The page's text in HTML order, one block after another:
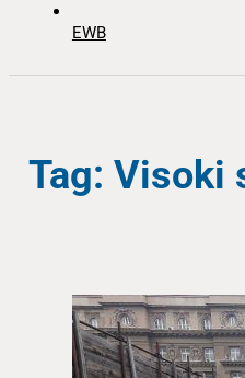
EWB
Tag: Visoki